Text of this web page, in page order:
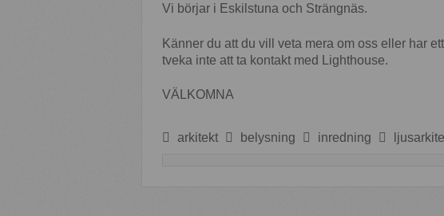
Vi börjar i Eskilstuna och Strängnäs.
Känner du att du vill veta mera om oss eller har
tveka inte att ta kontakt med Lighthouse.
VÄLKOMNA
arkitekt belysning inredning